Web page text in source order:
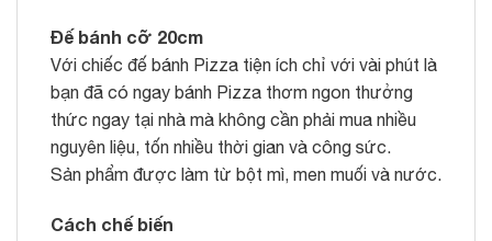
Đế bánh cỡ 20cm
Với chiếc đế bánh Pizza tiện ích chỉ với vài phút là
bạn đã có ngay bánh Pizza thơm ngon thưởng
thức ngay tại nhà mà không cần phải mua nhiều
nguyên liệu, tốn nhiều thời gian và công sức.
Sản phẩm được làm từ bột mì, men muối và nước.
Cách chế biến